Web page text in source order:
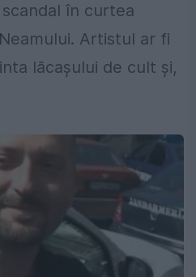
în curtea
Artistul ar fi
lăcașului de cult și,